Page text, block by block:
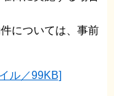
については、事前
ル／99KB]